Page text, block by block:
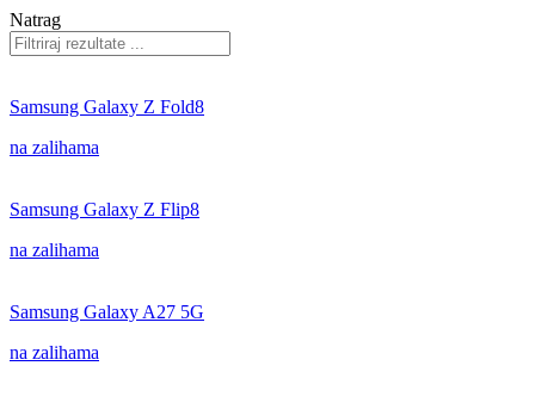
Natrag
Samsung Galaxy Z Fold8
na zalihama
Samsung Galaxy Z Flip8
na zalihama
Samsung Galaxy A27 5G
na zalihama